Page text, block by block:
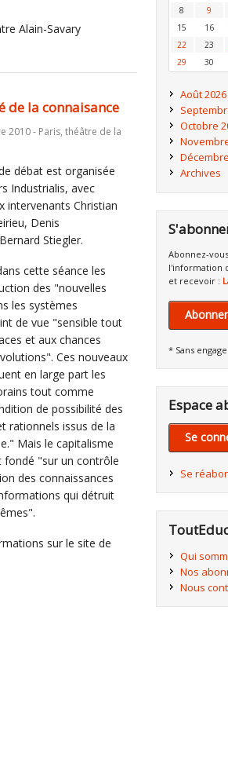
Alain-Savary
de la connaisance
2010 - Paris, théâtre de la
débat est organisée
Industrialis, avec
intervenants Christian
Denis
Stiegler.
cette séance les
des "nouvelles
les systèmes
de vue "sensible tout
et aux chances
Ces nouveaux
en large part les
tout comme
de possibilité des
rationnels issus de la
Mais le capitalisme
"sur un contrôle
des connaissances
qui détruit
sur le site de
8
9
15
16
22
23
29
30
Août 2026
Octobre
Archives
Abonnez-
l'information
et recevoir :
* Sans
Espace
Se
Se
Qui
Nos
Nous